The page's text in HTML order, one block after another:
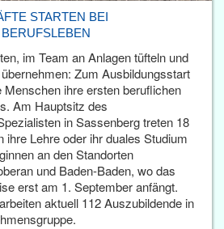
STARTEN BEI
im Team an Anlagen tüfteln und
Zum Ausbildungsstart
Menschen ihre ersten beruflichen
Am Hauptsitz des
in Sassenberg treten 18
ihre Lehre oder ihr duales Studium
an den Standorten
und Baden-Baden, wo das
erst am 1. September anfängt.
aktuell 112 Auszubildende in